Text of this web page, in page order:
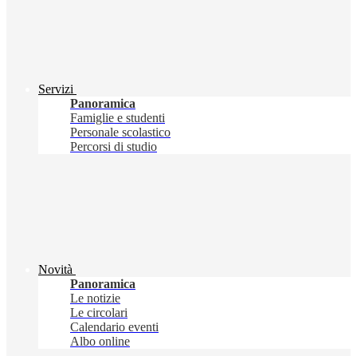
Servizi
Panoramica
Famiglie e studenti
Personale scolastico
Percorsi di studio
Novità
Panoramica
Le notizie
Le circolari
Calendario eventi
Albo online